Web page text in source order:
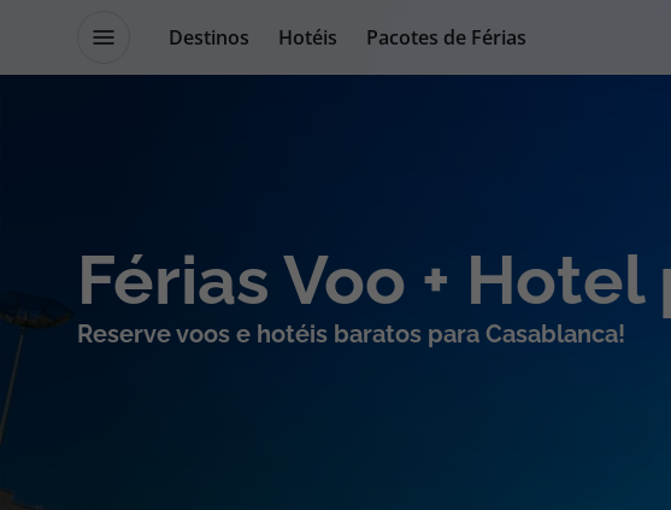
Destinos Hotéis
Pacotes de Férias
Promoções
Blog TopViagens
Voos Cruzeiros
Férias Voo +
Reserve voos e hotéis baratos para Casablanca!